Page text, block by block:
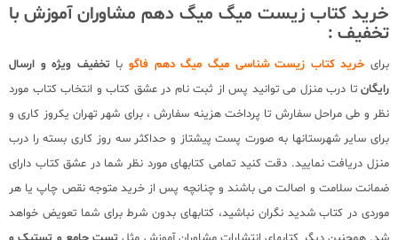
خرید کتاب زیست میگ میگ دهم مشاوران آموزش با
تخفیف :
برای خرید کتاب زیست شناسی میگ میگ دهم فاگوباتخفیف ویژه و ارسال
رایگان تا درب منزل می توانید پس از ثبت نام در عشق کتاب و انتخاب کتاب مورد
نظر و طی مراحل سفارش تا پرداخت هزینه سفارش ، برای شهر تهران یکروز کاری و
برای سایر شهرستانها به صورت پست پیشتاز و حداکثر سه روز کاری بسته را درب
منزل دریافت نمایید. دقت کنید تمامی کتابهای مورد نظر شما در عشق کتاب دارای
ضمانت سلامت و اصالت می باشند و چنانچه پس از خرید متوجه نقص چاپ یا هر
موردی در کتاب شدید نگران نباشید، کتابهای بدون شرط برای شما تعویض خواهد